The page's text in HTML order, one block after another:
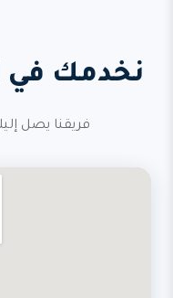
نخدمك في
فريقنا يصل